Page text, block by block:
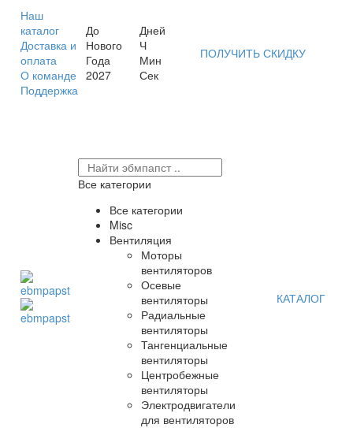
Наш
каталог
Доставка и
оплата
О команде
Поддержка
До
Нового
Года
2027
Дней
Ч
Мин
Сек
ПОЛУЧИТЬ СКИДКУ
Все категории
Все категории
Misc
Вентиляция
Моторы
вентиляторов
Осевые
вентиляторы
Радиальные
вентиляторы
Тангенциальные
вентиляторы
Центробежные
вентиляторы
Электродвигатели
для вентиляторов
КАТАЛОГ